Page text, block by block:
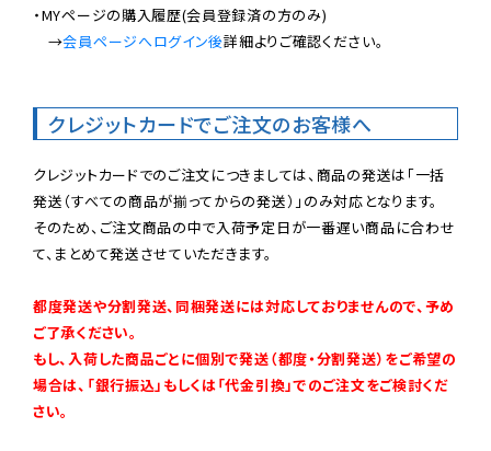
・MYページの購入履歴(会員登録済の方のみ)
→会員ページへログイン後詳細よりご確認ください。
クレジットカードでご注文のお客様へ
クレジットカードでのご注文につきましては、商品の発送は「一括
発送（すべての商品が揃ってからの発送）」のみ対応となります。
そのため、ご注文商品の中で入荷予定日が一番遅い商品に合わせ
て、まとめて発送させていただきます。
都度発送や分割発送、同梱発送には対応しておりませんので、予め
ご了承ください。
もし、入荷した商品ごとに個別で発送（都度・分割発送）をご希望の
場合は、「銀行振込」もしくは「代金引換」でのご注文をご検討くだ
さい。